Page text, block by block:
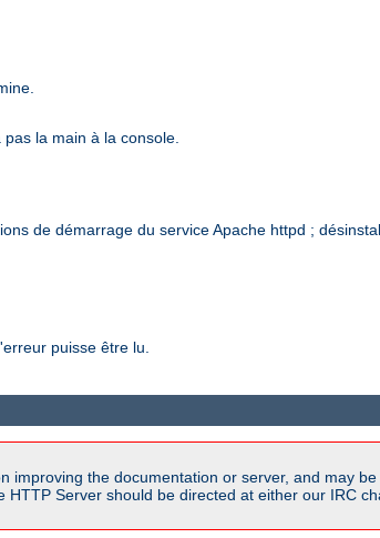
la main à la console.
de démarrage du service Apache httpd ;
puisse être lu.
the documentation or server, and may
Server should be directed at either our IRC